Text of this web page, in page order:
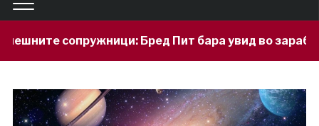
Бред Пит бара увид во заработката на